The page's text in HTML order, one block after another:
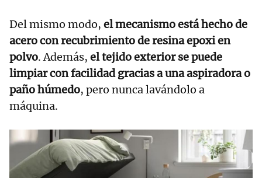
Del mismo modo, el mecanismo está hecho de
acero con recubrimiento de resina epoxi en
polvo. Además, el tejido exterior se puede
limpiar con facilidad gracias a una aspiradora o
paño húmedo, pero nunca lavándolo a
máquina.